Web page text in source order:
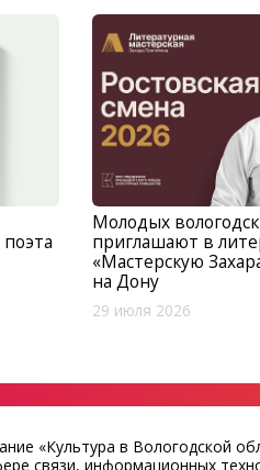
Молодых
приглашают в
«Мастерскую
на Дону
29 июля 2026
«Культура в Вологодской
связи, информационных